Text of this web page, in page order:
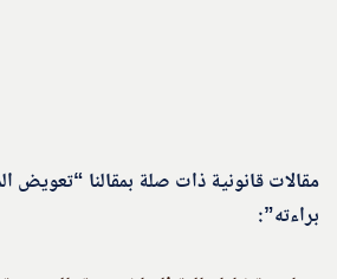
مقالات قانونية ذات صلة بمقالنا “تعويض
براءته”: